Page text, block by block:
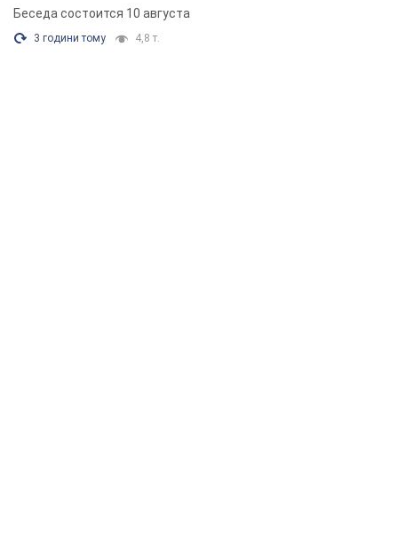
Беседа состоится 10 августа
3 години тому 4,8 т.